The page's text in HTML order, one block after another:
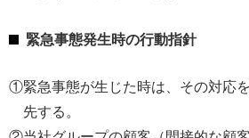
緊急事態発生時の行動指針
①緊急事態が生じた時は、その対応
先する。